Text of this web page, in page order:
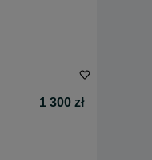
1 300 zł